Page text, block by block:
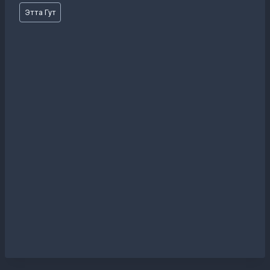
Метки
записи:
Этта Гут